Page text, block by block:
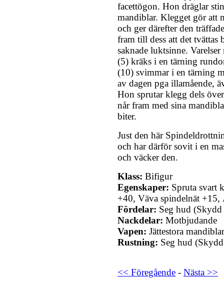
facettögon. Hon dräglar
mandiblar. Klegget gör att
och ger därefter den
fram till dess att det tvättas
saknade luktsinne.
(5) kräks i en tärning
(10) svimmar i en tärning
av dagen pga illamående,
Hon sprutar klegg dels
når fram med sina
biter.
Just den här
och har därför sovit i en
och väcker den.
Klass: Bifigur
Egenskaper: Spruta svart
+40, Väva spindelnät +15,
Fördelar: Seg hud
Nackdelar: Motbjudande
Vapen: Jättestora
Rustning: Seg hud
<< Föregående - Nästa >>